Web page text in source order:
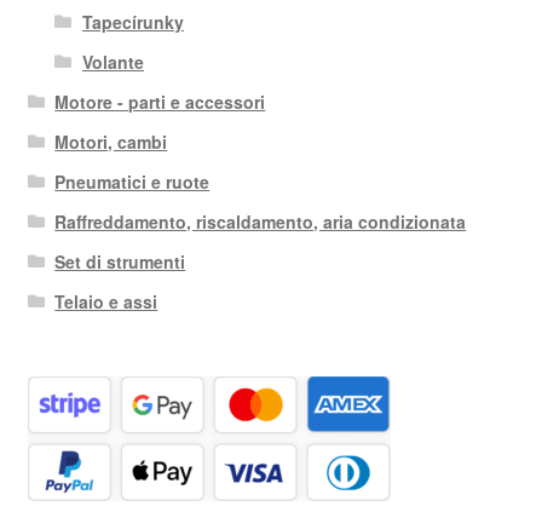
Tapecírunky
Volante
Motore - parti e accessori
Motori, cambi
Pneumatici e ruote
Raffreddamento, riscaldamento, aria condizionata
Set di strumenti
Telaio e assi